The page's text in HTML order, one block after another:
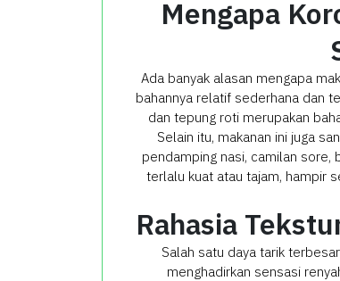
Mengapa
Ada banyak alasan mengapa
bahannya relatif sederhana dan
dan tepung roti merupakan
Selain itu, makanan ini juga
pendamping nasi, camilan sore,
terlalu kuat atau tajam, hampir
Rahasia
Salah satu daya tarik
menghadirkan sensasi